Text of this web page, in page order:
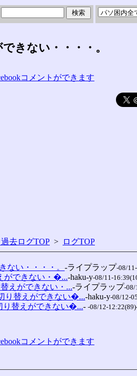
きない・・・・。
コメントができます
去ログTOP > ログTOP
ない・・・・。 -ライプラップ-08/
ができない・�...-haku-y-08/11-
えができない・...-ライプラップ-08/
り替えができない�...-haku-y-08/12-
り替えができない�...- -08/12-12:22(89)
コメントができます